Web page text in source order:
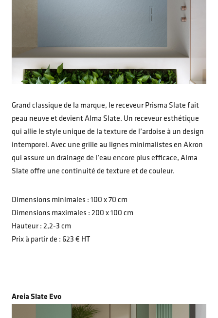
Grand classique de la marque, le receveur Prisma Slate fait
peau neuve et devient Alma Slate. Un receveur esthétique
qui allie le style unique de la texture de l’ardoise à un design
intemporel. Avec une grille au lignes minimalistes en Akron
qui assure un drainage de l’eau encore plus efficace, Alma
Slate offre une continuité de texture et de couleur.
Dimensions minimales : 100 x 70 cm
Dimensions maximales : 200 x 100 cm
Hauteur : 2,2-3 cm
Prix à partir de : 623 € HT
Areia Slate Evo